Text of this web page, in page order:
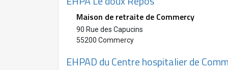
Maison de retraite de Commercy
90 Rue des Capucins
55200 Commercy
EHPAD du Centre hospitalier de